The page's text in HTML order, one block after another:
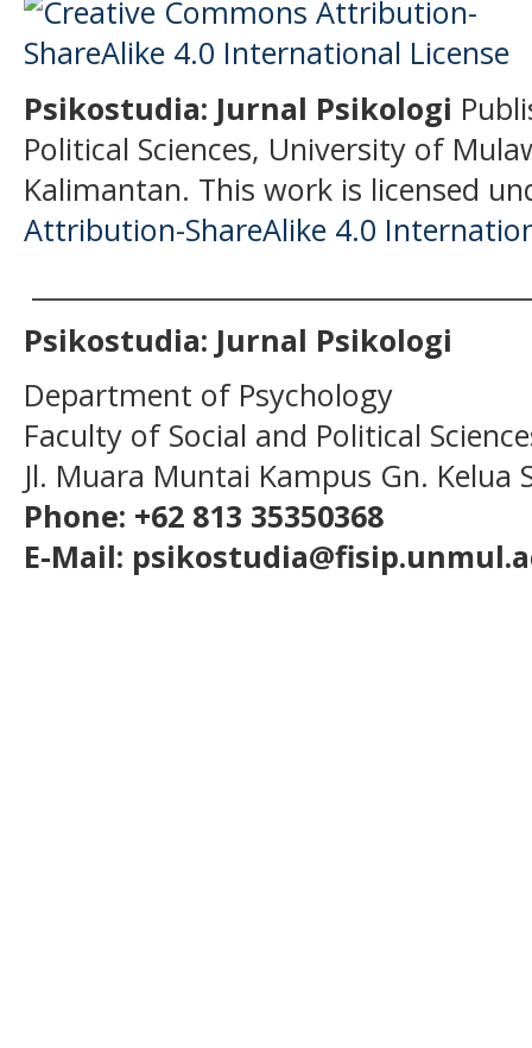
Psikostudia: Jurnal Psikologi
Political Sciences, University of
Kalimantan. This work is licensed
Attribution-ShareAlike 4.0
Psikostudia: Jurnal Psikologi
Department of Psychology
Faculty of Social and Political
Jl. Muara Muntai Kampus Gn. Kelua
Phone: +62 813 35350368
E-Mail: